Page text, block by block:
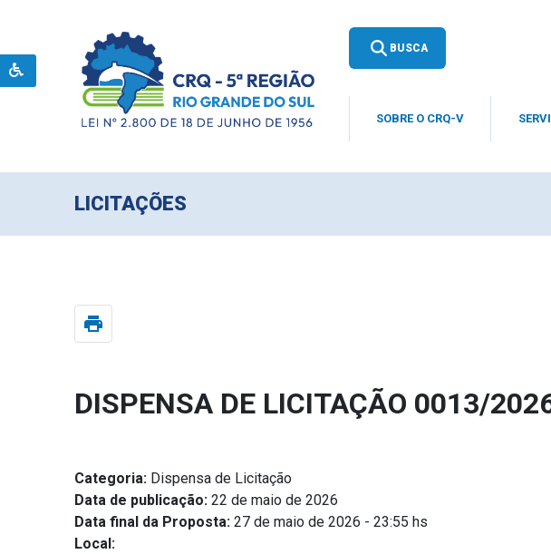
BUSCA
SOBRE O CRQ-V
LICITAÇÕES
print
DISPENSA DE LICITAÇÃO 0013/
Categoria: Dispensa de Licitação
Data de publicação: 22 de maio de 2026
Data final da Proposta: 27 de maio de 2026 - 23:55 hs
Local: